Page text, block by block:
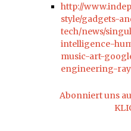
http://
style/gadgets-
tech/news/
intelligence-
music-art-
engineering-
Abonniert uns